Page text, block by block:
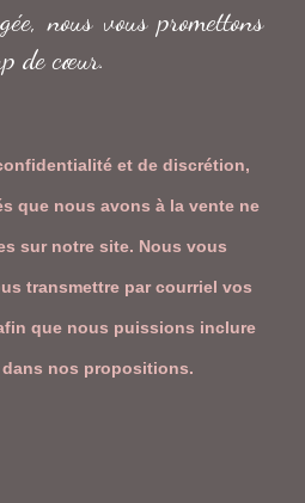
nous vous promettons
de cœur.
et de discrétion,
que nous avons à la vente ne
sur notre site. Nous vous
transmettre par courriel vos
que nous puissions inclure
nos propositions.